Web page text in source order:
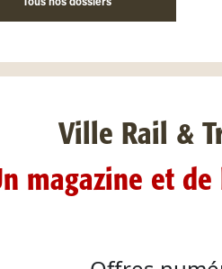
Tous nos dossiers
Ville Rail &
magazine et